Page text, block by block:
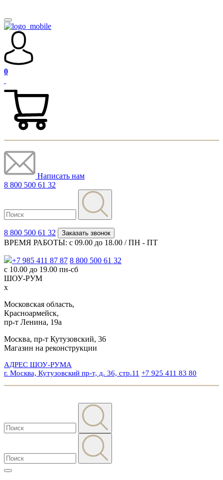
0
Написать нам
8 800 500 61 32
8 800 500 61 32 Заказать звонок
ВРЕМЯ РАБОТЫ: с 09.00 до 18.00 / ПН - ПТ
+7 985 411 87 87 8 800 500 61 32
с 10.00 до 19.00 пн-сб
ШОУ-РУМ
x
Московская область,
Красноармейск,
пр-т Ленина, 19а
Москва, пр-т Кутузовский, 36
Магазин на реконструкции
АДРЕС ШОУ-РУМА
г. Москва, Кутузовский пр-т, д. 36, стр.11 +7 925 411 83 80